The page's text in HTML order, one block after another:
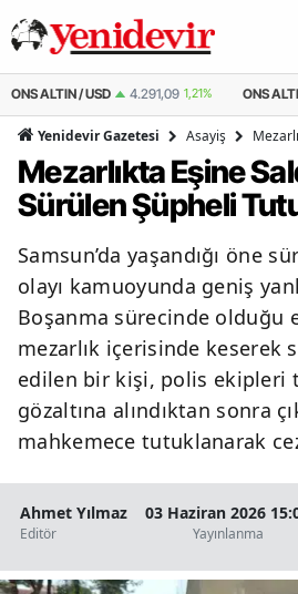
ONS ALTIN / USD 4.291,09 1,21% ONS
Yenidevir Gazetesi Asayiş
Mezarlıkta Eşine
Sürülen Şüpheli
Samsun’da yaşandığı öne
olayı kamuoyunda geniş
Boşanma sürecinde olduğu
mezarlık içerisinde keserek
edilen bir kişi, polis ekipleri
gözaltına alındıktan sonra
mahkemece tutuklanarak
Ahmet Yılmaz
Editör
03 Haziran 2026
Yayınlanma